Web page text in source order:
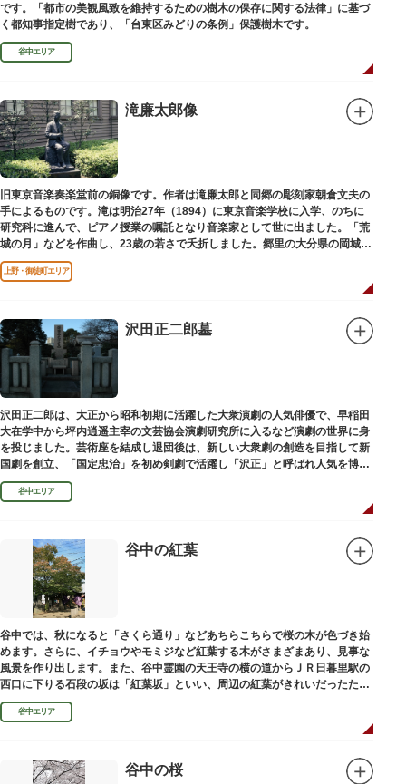
です。「都市の美観風致を維持するための樹木の保存に関する法律」に基づ
く都知事指定樹であり、「台東区みどりの条例」保護樹木です。
谷中エリア
滝廉太郎像
旧東京音楽奏楽堂前の銅像です。作者は滝廉太郎と同郷の彫刻家朝倉文夫の
手によるものです。滝は明治27年（1894）に東京音楽学校に入学、のちに
研究科に進んで、ピアノ授業の嘱託となり音楽家として世に出ました。「荒
城の月」などを作曲し、23歳の若さで夭折しました。郷里の大分県の岡城趾
にも同じ像が置かれています。
上野・御徒町エリア
沢田正二郎墓
沢田正二郎は、大正から昭和初期に活躍した大衆演劇の人気俳優で、早稲田
大在学中から坪内逍遥主宰の文芸協会演劇研究所に入るなど演劇の世界に身
を投じました。芸術座を結成し退団後は、新しい大衆劇の創造を目指して新
国劇を創立、「国定忠治」を初め剣劇で活躍し「沢正」と呼ばれ人気を博し
ました。お墓は谷中霊園にあります。
谷中エリア
谷中の紅葉
谷中では、秋になると「さくら通り」などあちらこちらで桜の木が色づき始
めます。さらに、イチョウやモミジなど紅葉する木がさまざまあり、見事な
風景を作り出します。また、谷中霊園の天王寺の横の道からＪＲ日暮里駅の
西口に下りる石段の坂は「紅葉坂」といい、周辺の紅葉がきれいだったため
このように命名されたという説があります。
谷中エリア
谷中の桜